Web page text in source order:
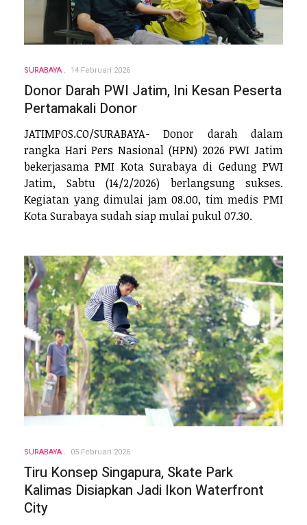
SURABAYA 14 Februari 2026
Donor Darah PWI Jatim, Ini Kesan Peserta
Pertamakali Donor
JATIMPOS.CO/SURABAYA- Donor darah dalam
rangka Hari Pers Nasional (HPN) 2026 PWI Jatim
bekerjasama PMI Kota Surabaya di Gedung PWI
Jatim, Sabtu (14/2/2026) berlangsung sukses.
Kegiatan yang dimulai jam 08.00, tim medis PMI
Kota Surabaya sudah siap mulai pukul 07.30.
SURABAYA 05 Februari 2026
Tiru Konsep Singapura, Skate Park
Kalimas Disiapkan Jadi Ikon Waterfront
City